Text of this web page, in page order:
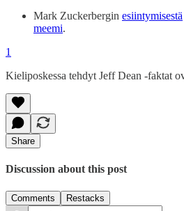
Mark Zuckerbergin esiintymisestä
meemi.
1
Kieliposkessa tehdyt Jeff Dean -faktat
Share
Discussion about this post
Comments Restacks